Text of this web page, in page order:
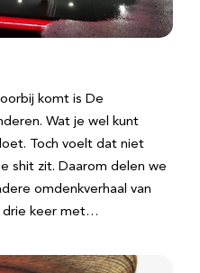
komt is De
Wat je wel kunt
Toch voelt dat niet
shit zit. Daarom delen we
omdenkverhaal van
drie keer met…